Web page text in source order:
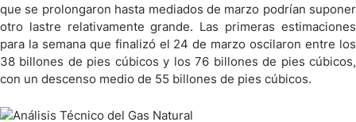
que se prolongaron hasta mediados de marzo podrían suponer
otro lastre relativamente grande. Las primeras estimaciones
para la semana que finalizó el 24 de marzo oscilaron entre los
38 billones de pies cúbicos y los 76 billones de pies cúbicos,
con un descenso medio de 55 billones de pies cúbicos.